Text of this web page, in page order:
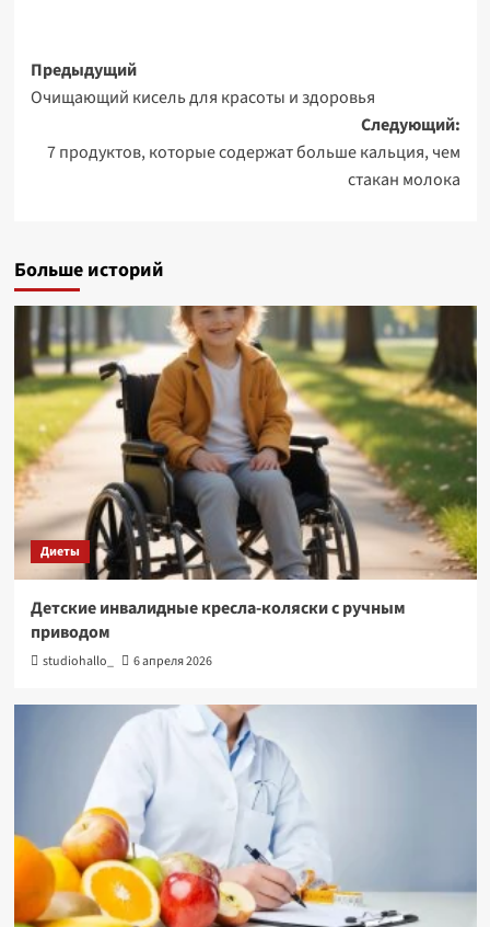
Навигация
записи
Предыдущий
Очищающий кисель для красоты и здоровья
Следующий:
7 продуктов, которые содержат больше кальция, чем
стакан молока
Больше историй
Диеты
Детские инвалидные кресла-коляски с ручным
приводом
studiohallo_ 6 апреля 2026